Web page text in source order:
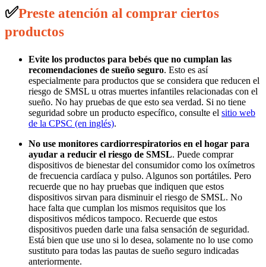
✅Preste atención al comprar ciertos
productos
Evite los productos para bebés que no cumplan las
recomendaciones de sueño seguro. Esto es así
especialmente para productos que se considera que reducen el
riesgo de SMSL u otras muertes infantiles relacionadas con el
sueño. No hay pruebas de que esto sea verdad. Si no tiene
seguridad sobre un producto específico, consulte el sitio web
de la CPSC (en inglés).
No use monitores cardiorrespiratorios en el hogar para
ayudar a reducir el riesgo de SMSL. Puede comprar
dispositivos de bienestar del consumidor como los oxímetros
de frecuencia cardíaca y pulso. Algunos son portátiles. Pero
recuerde que no hay pruebas que indiquen que estos
dispositivos sirvan para disminuir el riesgo de SMSL. No
hace falta que cumplan los mismos requisitos que los
dispositivos médicos tampoco. Recuerde que estos
dispositivos pueden darle una falsa sensación de seguridad.
Está bien que use uno si lo desea, solamente no lo use como
sustituto para todas las pautas de sueño seguro indicadas
anteriormente.